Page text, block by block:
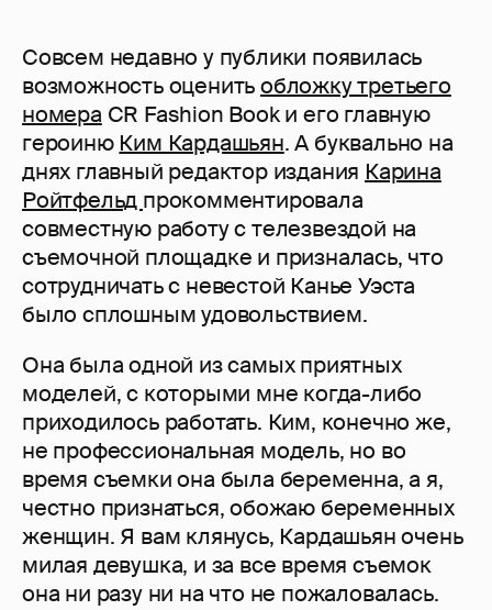
Совсем недавно у публики появилась
возможность оценитьобложку третьего
номера CR Fashion Book и его главную
героиню Ким Кардашьян. А буквально на
днях главный редактор издания Карина
Ройтфельд прокомментировала
совместную работу с телезвездой на
съемочной площадке и призналась, что
сотрудничать с невестой Канье Уэста
было сплошным удовольствием.
Она была одной из самых приятных
моделей, с которыми мне когда-либо
приходилось работать. Ким, конечно же,
не профессиональная модель, но во
время съемки она была беременна, а я,
честно признаться, обожаю беременных
женщин. Я вам клянусь, Кардашьян очень
милая девушка, и за все время съемок
она ни разу ни на что не пожаловалась.